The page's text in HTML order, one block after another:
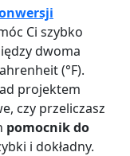
Ci szybko
dwoma
(°F).
projektem
czy przeliczasz
pomocnik do
i dokładny.